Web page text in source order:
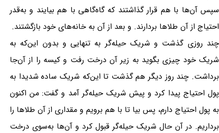
سپس آن‌ها با هم قرار گذاشتند که گاه‌گاهی با هم بیایند و به‌قدر
احتیاج از آن طلاها بردارند. و بعد از آن به خانه‌های خود بازگشتند.
چند روزی گذشت و شریک حیله‌گر به تنهایی و بدون این‌که به
شریک خود چیزی بگوید به زیر آن درخت رفت و کیسه را از آن‌جا
برداشت. چند روز دیگر هم گذشت تا این‌که شریک ساده شدیدا به
پول احتیاج پیدا کرد و پیش شریک حیله‌گر آمد و گفت: من اکنون
به پول احتیاج دارم، پس بیا تا با هم برویم و مقداری از آن طلاها را
برداریم. در آن حال شریک حیله‌گر قبول کرد و آن‌ها به‌سوی درخت